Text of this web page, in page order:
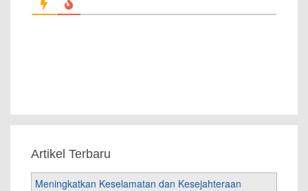
Artikel Terbaru
Meningkatkan Keselamatan dan Kesejahteraan